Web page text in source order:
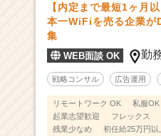
ル
や
ー
の
プ
ロ
に
【内定まで最短1ヶ月
本一WiFiを売る企業が
集
WEB面談 OK 勤
戦略コンサル 広告運用
リモートワーク OK 私服OK
起業志望歓迎
フレックス
残業少なめ
初任給25万円以